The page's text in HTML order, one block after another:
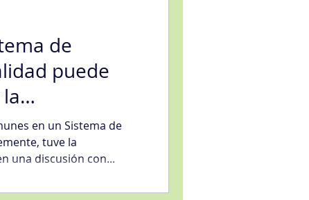
artificial
de
puede
ser el
en un Sistema de
tuve la
una discusión con...